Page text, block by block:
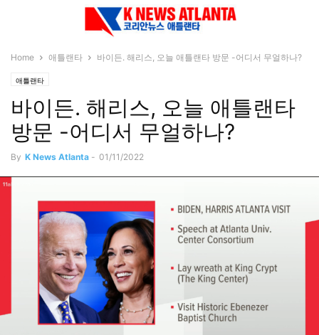
Home 애틀랜타 바이든. 해리스, 오늘 애틀랜타 방문 -어디서 무얼하나?
애틀랜타
바이든. 해리스, 오늘 애틀랜타
방문 -어디서 무얼하나?
By K News Atlanta - 01/11/2022